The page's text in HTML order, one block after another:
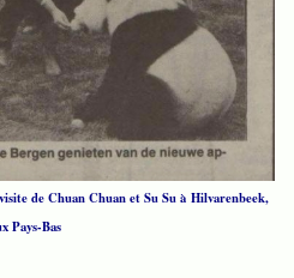
de Chuan Chuan et Su Su à Hilvarenbeek,
Pays-Bas